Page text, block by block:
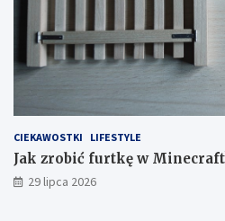
CIEKAWOSTKI LIFESTYLE
Jak zrobić furtkę w
29 lipca 2026